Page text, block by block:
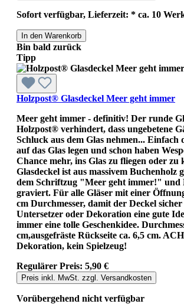
Sofort verfügbar, Lieferzeit: * ca. 10
In den Warenkorb
Bin bald zurück
Tipp
Holzpost® Glasdeckel Meer geht immer
Meer geht immer - definitiv! Der runde
Holzpost® verhindert, dass ungebetene
Schluck aus dem Glas nehmen... Einfach
auf das Glas legen und schon haben
Chance mehr, ins Glas zu fliegen oder
Glasdeckel ist aus massivem Buchenholz
dem Schriftzug "Meer geht immer!" und
graviert. Für alle Gläser mit einer
cm Durchmesser, damit der Deckel
Untersetzer oder Dekoration eine gute
immer eine tolle Geschenkidee.
cm,ausgefräste Rückseite ca. 6,5 cm.
Dekoration, kein Spielzeug!
Regulärer Preis: 5,90 €
Preis inkl. MwSt. zzgl. Versandkosten
Vorübergehend nicht verfügbar